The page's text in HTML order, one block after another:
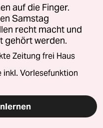
auf die Finger.
Samstag
recht macht und
gehört werden.
Zeitung frei Haus
Vorlesefunktion